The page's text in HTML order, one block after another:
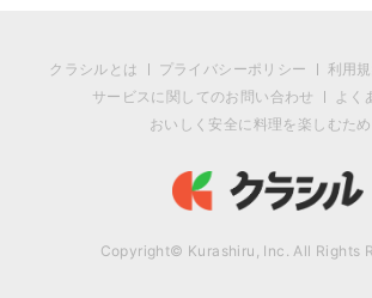
クラシルとは プライバシーポリシー 利用
サービスに関してのお問い合わせ
よく
おいしく安全に料理を楽しむた
Copyright© Kurashiru, Inc. All Rights